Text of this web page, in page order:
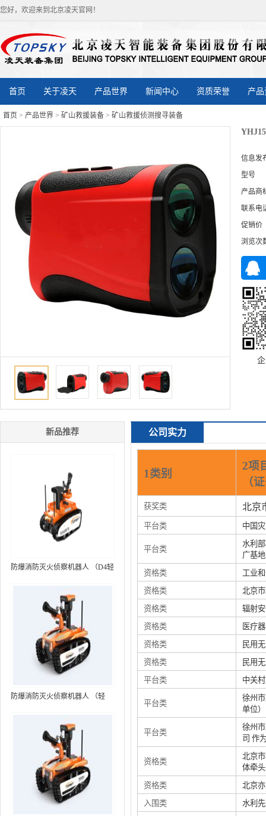
您好，欢迎来到北京凌天官网！
首页 关于凌天 产品世界 新闻中心 资质荣誉 产
首页 > 产品世界 > 矿山救援装备 > 矿山救援侦测搜寻装备
信息发
型号
产品商
联系电
促销价
浏览次
新品推荐
防爆消防灭火侦察机器人 （D4轻
防爆消防灭火侦察机器人 （轻
MC80BD（第6代）
公司实力
1类别
2项
（
获奖类 北京
平台类 中国
平台类
水利
广基地
资格类
工业
资格类
北京
资格类
辐射
资格类
医疗
资格类
民用
资格类
民用
平台类
中关
平台类
徐州
单位）
平台类
徐州
司 作
资格类
北京
体牵
资格类
北京
入围类
水利